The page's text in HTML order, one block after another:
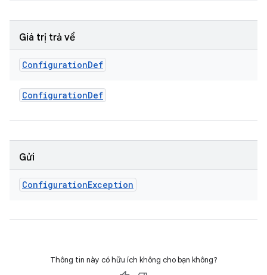
Giá trị trả về
ConfigurationDef
ConfigurationDef
Gửi
ConfigurationException
Thông tin này có hữu ích không cho bạn không?